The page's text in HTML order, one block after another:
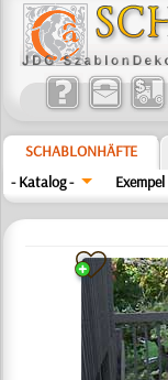
SCHABLONHÄFTE
- Katalog -
Exempel